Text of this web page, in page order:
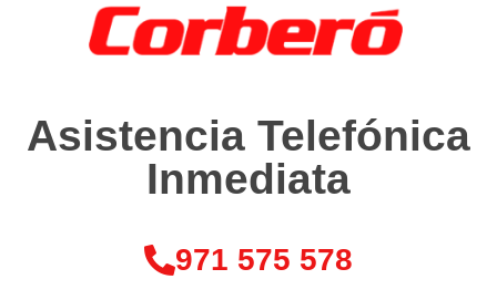
Asistencia Telefónica
Inmediata
971 575 578